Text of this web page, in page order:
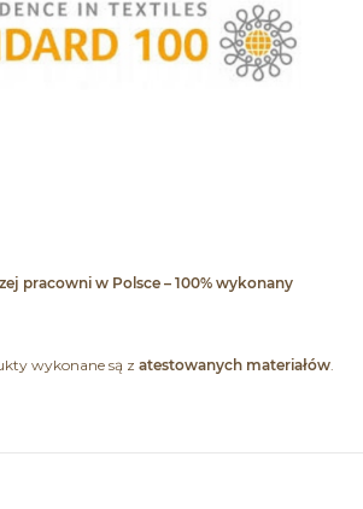
pracowni w Polsce – 100% wykonany
wykonane są z atestowanych materiałów.